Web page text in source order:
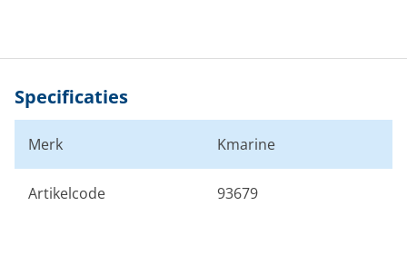
Specificaties
Merk Kmarine
Artikelcode 93679